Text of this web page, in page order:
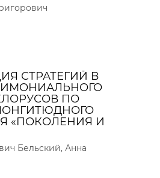
СТРАТЕГИЙ В
ПО
«ПОКОЛЕНИЯ И
Бельский, Анна